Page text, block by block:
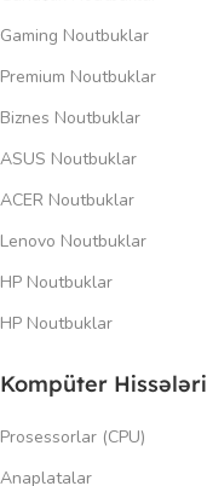
Gaming Noutbuklar
Premium Noutbuklar
Biznes Noutbuklar
ASUS Noutbuklar
ACER Noutbuklar
Lenovo Noutbuklar
HP Noutbuklar
HP Noutbuklar
Kompüter Hissələri
Prosessorlar (CPU)
Anaplatalar